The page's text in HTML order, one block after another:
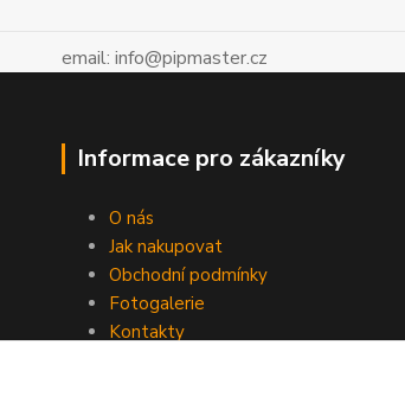
email: info@pipmaster.cz
Informace pro zákazníky
O nás
Jak nakupovat
Obchodní podmínky
Fotogalerie
Kontakty